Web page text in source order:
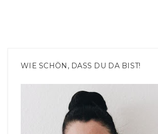
WIE SCHÖN, DASS DU DA BIST!